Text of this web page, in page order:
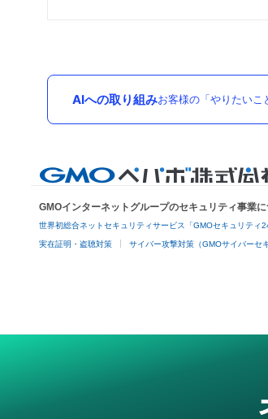
AIへの取り組みお客様の「やりたいこ
GMOインターネットグループのセキュリティ事業に
世界初総合ネットセキュリティサービス「GMOセキュリティ
実在証明・盗聴対策 サイバー攻撃対策（GMOサイバーセ